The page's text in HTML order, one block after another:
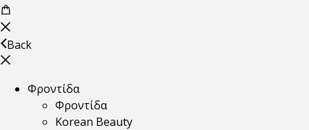
Back
Φροντίδα
Φροντίδα
Korean Beauty